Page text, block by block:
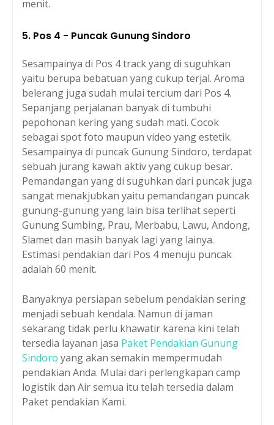
menit.
5. Pos 4 - Puncak Gunung Sindoro
Sesampainya di Pos 4 track yang di suguhkan
yaitu berupa bebatuan yang cukup terjal. Aroma
belerang juga sudah mulai tercium dari Pos 4.
Sepanjang perjalanan banyak di tumbuhi
pepohonan kering yang sudah mati. Cocok
sebagai spot foto maupun video yang estetik.
Sesampainya di puncak Gunung Sindoro, terdapat
sebuah jurang kawah aktiv yang cukup besar.
Pemandangan yang di suguhkan dari puncak juga
sangat menakjubkan yaitu pemandangan puncak
gunung-gunung yang lain bisa terlihat seperti
Gunung Sumbing, Prau, Merbabu, Lawu, Andong,
Slamet dan masih banyak lagi yang lainya.
Estimasi pendakian dari Pos 4 menuju puncak
adalah 60 menit.
Banyaknya persiapan sebelum pendakian sering
menjadi sebuah kendala. Namun di jaman
sekarang tidak perlu khawatir karena kini telah
tersedia layanan jasa Paket Pendakian Gunung
Sindoro yang akan semakin mempermudah
pendakian Anda. Mulai dari perlengkapan camp
logistik dan Air semua itu telah tersedia dalam
Paket pendakian Kami.